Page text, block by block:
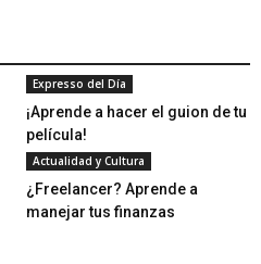
Expresso del Día
¡Aprende a hacer el guion de tu
película!
Actualidad y Cultura
¿Freelancer? Aprende a
manejar tus finanzas